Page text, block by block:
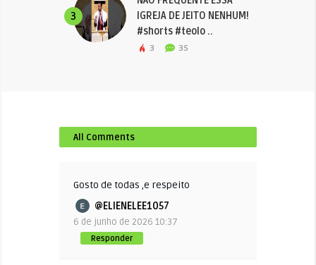
3
IGREJA DE JEITO NENHUM!
#shorts #teolo ..
3 35
All Comments
Gosto de todas ,e respeito
@ELIENELEE1057
6 de junho de 2026 10:37
Responder